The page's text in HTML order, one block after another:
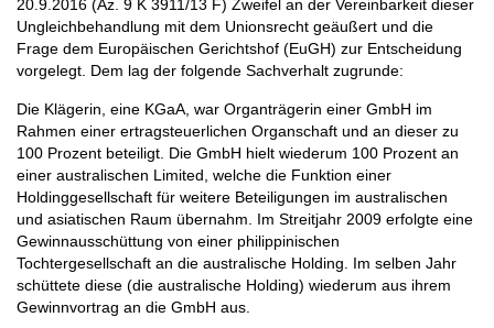
20.9.2016 (Az. 9 K 3911/13 F) Zweifel an der Vereinbarkeit dieser
Ungleichbehandlung mit dem Unionsrecht geäußert und die
Frage dem Europäischen Gerichtshof (EuGH) zur Entscheidung
vorgelegt. Dem lag der folgende Sachverhalt zugrunde:
Die Klägerin, eine KGaA, war Organträgerin einer GmbH im
Rahmen einer ertragsteuerlichen Organschaft und an dieser zu
100 Prozent beteiligt. Die GmbH hielt wiederum 100 Prozent an
einer australischen Limited, welche die Funktion einer
Holdinggesellschaft für weitere Beteiligungen im australischen
und asiatischen Raum übernahm. Im Streitjahr 2009 erfolgte eine
Gewinnausschüttung von einer philippinischen
Tochtergesellschaft an die australische Holding. Im selben Jahr
schüttete diese (die australische Holding) wiederum aus ihrem
Gewinnvortrag an die GmbH aus.